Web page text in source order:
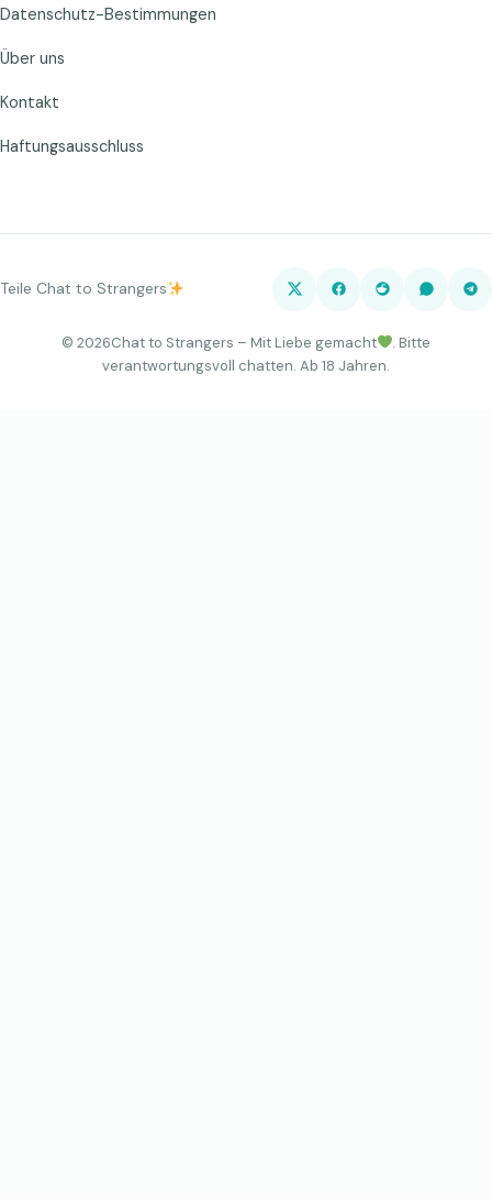
Datenschutz-Bestimmungen
Über uns
Kontakt
Haftungsausschluss
Teile Chat to Strangers
© 2026Chat to Strangers – Mit Liebe gemacht
. Bitte
verantwortungsvoll chatten. Ab 18 Jahren.